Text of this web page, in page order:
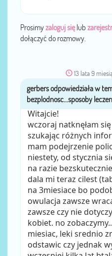
Prosimyzaloguj sięlub
dołączyć do rozmowy.
13 lata 9
przez
Witajcie!
wczoraj natknęłam
szukając różnych
mam podejrzenie
niestety, od stycznia
na razie
dala mi teraz cilest
na 3miesiace bo
owulacja zawsze
zawsze czy nie
kobiet. no
miesiac, leki srednio
odstawic czy jednak